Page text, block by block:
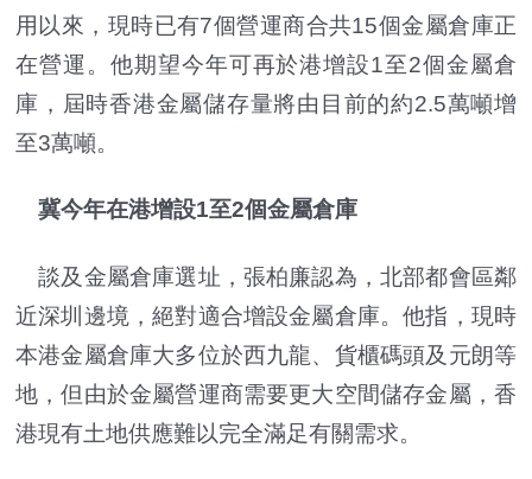
用以來，現時已有7個營運商合共15個金屬倉庫正
在營運。他期望今年可再於港增設1至2個金屬倉
庫，屆時香港金屬儲存量將由目前的約2.5萬噸增
至3萬噸。
冀今年在港增設1至2個金屬倉庫
談及金屬倉庫選址，張柏廉認為，北部都會區鄰
近深圳邊境，絕對適合增設金屬倉庫。他指，現時
本港金屬倉庫大多位於西九龍、貨櫃碼頭及元朗等
地，但由於金屬營運商需要更大空間儲存金屬，香
港現有土地供應難以完全滿足有關需求。